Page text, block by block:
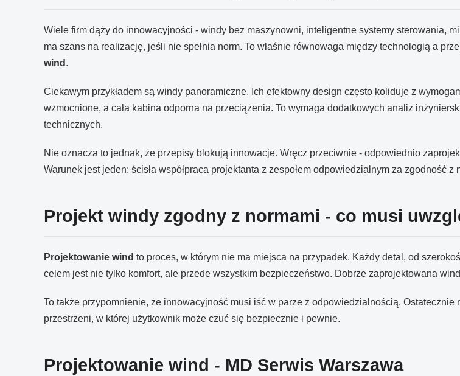
Wiele firm dąży do innowacyjności - windy bez maszynowni, inteligentne systemy sterowania,
ma szans na realizację, jeśli nie spełnia norm. To właśnie równowaga między technologią a
wind .
Ciekawym przykładem są windy panoramiczne. Ich efektowny design często koliduje z
wzmocnione, a cała kabina odporna na przeciążenia. To wymaga dodatkowych analiz
technicznych.
Nie oznacza to jednak, że przepisy blokują innowacje. Wręcz przeciwnie - odpowiednio
Warunek jest jeden: ścisła współpraca projektanta z zespołem odpowiedzialnym za zgodność z
Projekt windy zgodny z normami - co musi
Projektowanie wind to proces, w którym nie ma miejsca na przypadek. Każdy detal, od
celem jest nie tylko komfort, ale przede wszystkim bezpieczeństwo. Dobrze zaprojektowana
To także przypomnienie, że innowacyjność musi iść w parze z odpowiedzialnością.
przestrzeni, w której użytkownik może czuć się bezpiecznie i pewnie.
Projektowanie wind - MD Serwis Warszawa